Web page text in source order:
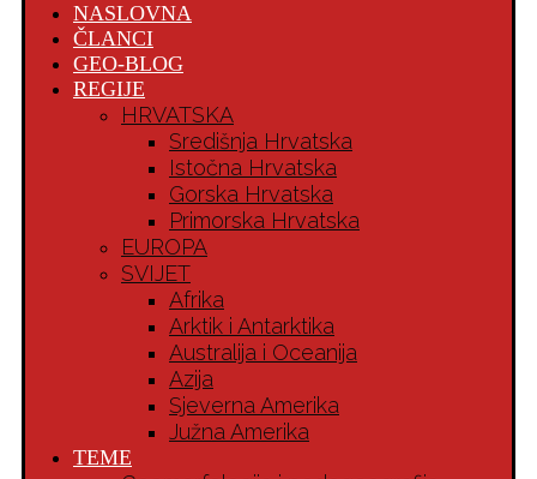
NASLOVNA
ČLANCI
GEO-BLOG
REGIJE
HRVATSKA
Središnja Hrvatska
Istočna Hrvatska
Gorska Hrvatska
Primorska Hrvatska
EUROPA
SVIJET
Afrika
Arktik i Antarktika
Australija i Oceanija
Azija
Sjeverna Amerika
Južna Amerika
TEME